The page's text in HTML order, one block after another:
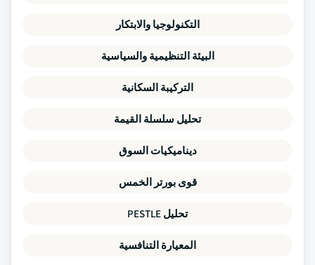
التكنولوجيا والابتكار
البيئة التنظيمية والسياسية
التركيبة السكانية
تحليل سلسلة القيمة
ديناميكيات السوق
قوى بورتر الخمس
تحليل PESTLE
المعيارة التنافسية